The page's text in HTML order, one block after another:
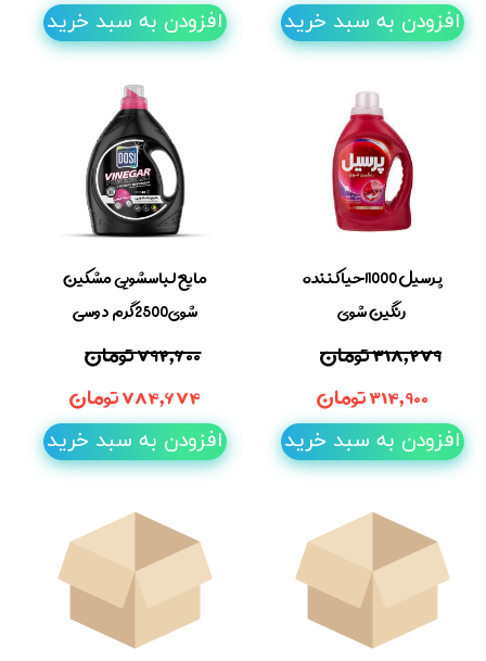
افزودن به سبد خرید افزودن به سبد خرید
پرسیل 1000احیاکننده
رنگین شوی
۳۱۸,۲۷۹ تومان
۳۱۴,۹۰۰ تومان
افزودن به سبد خرید
مایع لباسشویی مشکین
شوی2500گرم دوسی
۷۹۲,۶۰۰ تومان
۷۸۴,۶۷۴ تومان
افزودن به سبد خرید